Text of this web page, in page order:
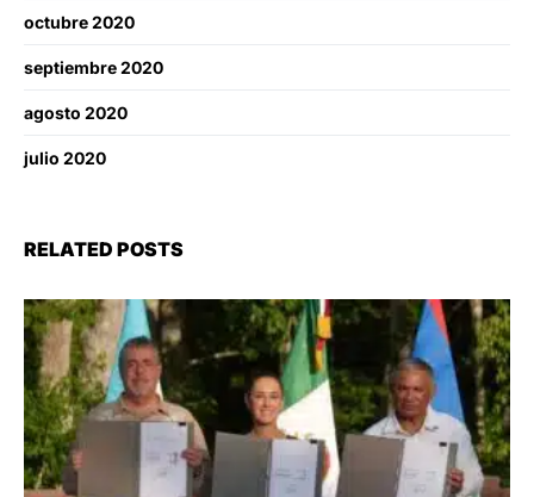
octubre 2020
septiembre 2020
agosto 2020
julio 2020
RELATED POSTS